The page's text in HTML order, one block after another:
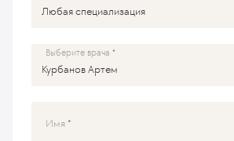
Выберите врача
Имя